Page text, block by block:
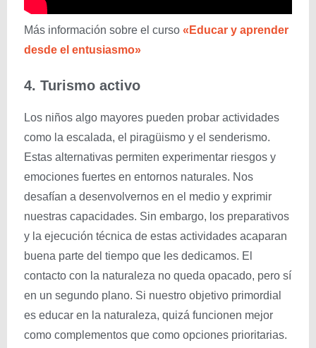
Más información sobre el curso «Educar y aprender
desde el entusiasmo»
4. Turismo activo
Los niños algo mayores pueden probar actividades
como la escalada, el piragüismo y el senderismo.
Estas alternativas permiten experimentar riesgos y
emociones fuertes en entornos naturales. Nos
desafían a desenvolvernos en el medio y exprimir
nuestras capacidades. Sin embargo, los preparativos
y la ejecución técnica de estas actividades acaparan
buena parte del tiempo que les dedicamos. El
contacto con la naturaleza no queda opacado, pero sí
en un segundo plano. Si nuestro objetivo primordial
es educar en la naturaleza, quizá funcionen mejor
como complementos que como opciones prioritarias.